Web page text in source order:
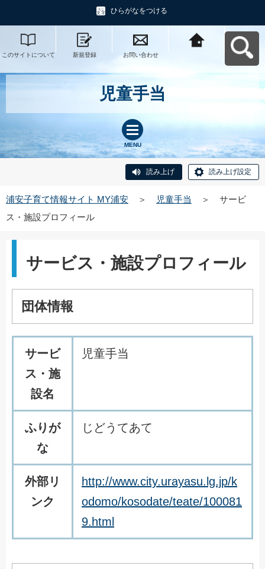
ひらがなをつける
このサイトについて 新規登録 お問い合わせ
児童手当
MENU
読み上げ 読み上げ設定
浦安子育て情報サイト MY浦安 ＞ 児童手当 ＞
サービ
ス・施設プロフィール
サービス・施設プロフィール
団体情報
サービ
ス・施
設名
児童手当
ふりが
な
じどうてあて
外部リ
ンク
http://www.city.urayasu.lg.jp/k
odomo/kosodate/teate/100081
9.html